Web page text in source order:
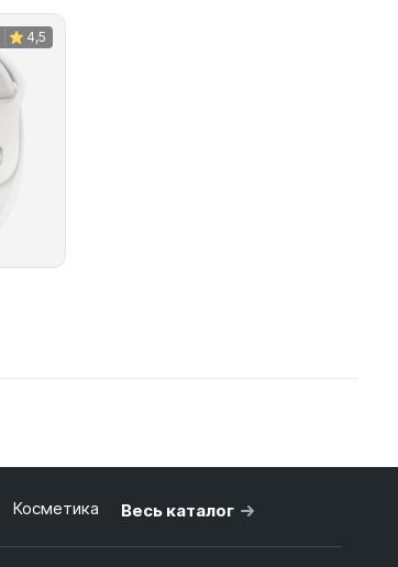
4,5
Косметика Весь каталог